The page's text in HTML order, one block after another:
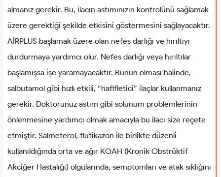
almanız gerekir. Bu, ilacın astımınızın kontrolünü sağlamak
üzere gerektiği şekilde etkisini göstermesini sağlayacaktır.
AİRPLUS başlamak üzere olan nefes darlığı ve hırıltıyı
durdurmaya yardımcı olur. Nefes darlığı veya hırıltılar
başlamışsa işe yaramayacaktır. Bunun olması halinde,
salbutamol gibi hızlı etkili, “hafifletici” ilaçlar kullanmanız
gerekir. Doktorunuz astım gibi solunum problemlerinin
önlenmesine yardımcı olmak amacıyla bu ilacı size reçete
etmiştir. Salmeterol, flutikazon ile birlikte düzenli
kullanıldığında orta ve ağır KOAH (Kronik Obstrüktif
Akciğer Hastalığı) olgularında, semptomları ve atak sıklığını